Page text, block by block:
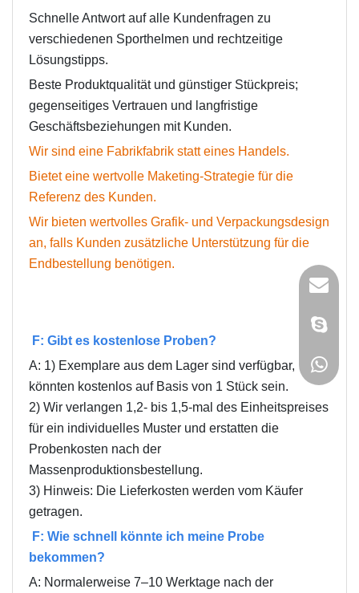
Schnelle Antwort auf alle Kundenfragen zu
verschiedenen Sporthelmen und rechtzeitige
Lösungstipps.
Beste Produktqualität und günstiger Stückpreis;
gegenseitiges Vertrauen und langfristige
Geschäftsbeziehungen mit Kunden.
Wir sind eine Fabrikfabrik statt eines Handels.
Bietet eine wertvolle Maketing-Strategie für die
Referenz des Kunden.
Wir bieten wertvolles Grafik- und Verpackungsdesign
an, falls Kunden zusätzliche Unterstützung für die
Endbestellung benötigen.
F: Gibt es kostenlose Proben?
A: 1) Exemplare aus dem Lager sind verfügbar,
könnten kostenlos auf Basis von 1 Stück sein.
2) Wir verlangen 1,2- bis 1,5-mal des Einheitspreises
für ein individuelles Muster und erstatten die
Probenkosten nach der
Massenproduktionsbestellung.
3) Hinweis: Die Lieferkosten werden vom Käufer
getragen.
F: Wie schnell könnte ich meine Probe
bekommen?
A: Normalerweise 7–10 Werktage nach der